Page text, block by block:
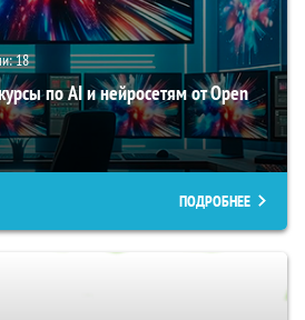
18
по AI и нейросетям от Open
ПОДРОБНЕЕ